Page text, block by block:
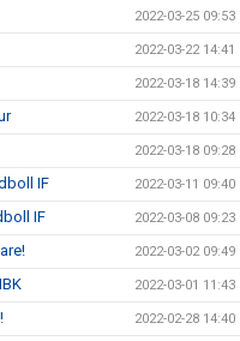
2022-03-25 09:53
2022-03-22 14:41
2022-03-18 14:39
2022-03-18 10:34
2022-03-18 09:28
IF 2022-03-11 09:40
IF 2022-03-08 09:23
2022-03-02 09:49
2022-03-01 11:43
2022-02-28 14:40